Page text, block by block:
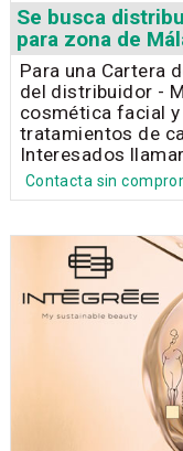
Se busca
para zona de
Para una Cartera
del distribuidor -
cosmética facial
tratamientos de
Interesados
Contacta sin